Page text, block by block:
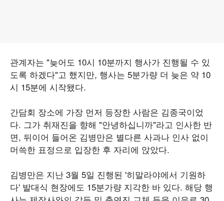
관계자는 "늦어도 10시 10분까지 행사가 진행될 수 있
도록 하겠다"고 했지만, 행사는 5분가량 더 늦은 약 10
시 15분에 시작됐다.
간담회 장소에 가장 먼저 등장한 사람은 김종국이었
다. 그가 취재진을 향해 "안녕하십니까"라고 인사한 반
면, 뒤이어 들어온 김병만은 별다른 사과나 인사 없이
머쓱한 표정으로 입장한 후 자리에 앉았다.
김병만은 지난 3월 5일 진행된 '히말라야에서 기원하
다' 발대식 현장에도 15분가량 지각한 바 있다. 해당 행